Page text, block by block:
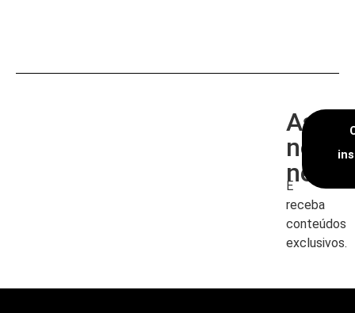
nossa
E
receba
conteúdos
exclusivos.